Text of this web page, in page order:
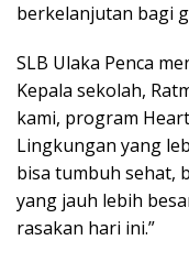
berkelanjutan bagi
SLB Ulaka Penca
Kepala sekolah,
kami, program
Lingkungan yang
bisa tumbuh sehat,
yang jauh lebih
rasakan hari ini.”